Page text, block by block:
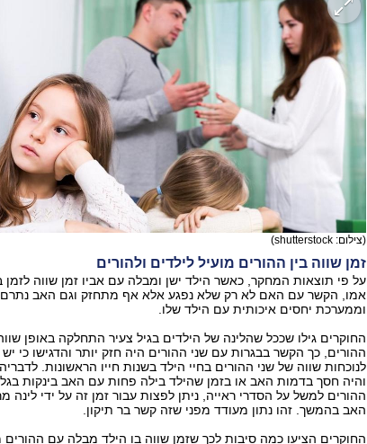
(צילום: shutterstock)
זמן שווה בין ההורים מועיל לילדים ולהורים
על פי תוצאות המחקר, כאשר הילד ישן ומבלה עם אביו זמן שווה
אמו, הקשר עם האם לא רק שלא נפגע אלא אף מתחזק וגם האב
וממערכת יחסים איכותית עם הילד שלו.
החוקרים גילו שככל שהלינה של הילדים בגיל צעיר התחלקה באופן שווה
ההורים, כך הקשר בבגרות עם שני ההורים היה חזק יותר והדגישו כי
לנוכחות שווה של שני ההורים בחיי הילד בשנות חייו הראשונות.
והיה חסך בדמות האב או בזמן שהילד בילה פחות עם האב בינקות בגלל
ההורים למשל על הסדרי ראייה, ניתן לפצות עבור זמן זה על ידי לינה
האב בהמשך. זהו נתון מעודד מפני שזה קשר בר תיקון.
החוקרים הציעו כמה סיבות לכך שזמן שווה בו הילד מבלה עם ההורים